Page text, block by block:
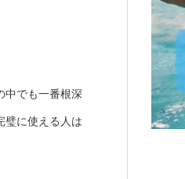
中でも一番根深
璧に使える人は